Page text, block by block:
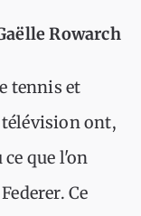
Rowarch
tennis et
ont,
que l'on
Ce